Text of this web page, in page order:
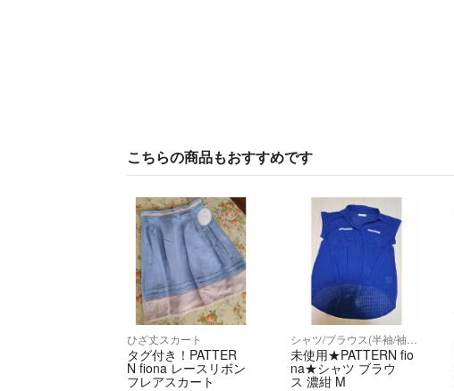
こちらの商品もおすすめです
ひざ丈スカート
タグ付き！PATTER
N fiona レースリボン
フレアスカート
未使用★PATTERN fio
na★シャツ ブラウ
ス 濃紺 M